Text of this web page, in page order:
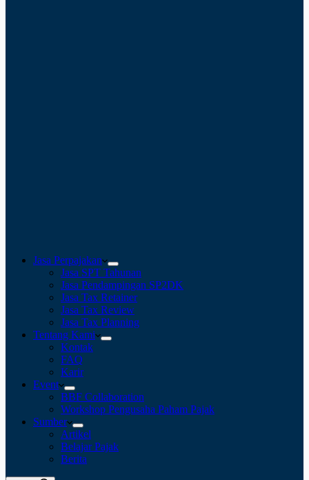
Jasa Perpajakan
Jasa SPT Tahunan
Jasa Pendampingan SP2DK
Jasa Tax Retainer
Jasa Tax Review
Jasa Tax Planning
Tentang Kami
Kontak
FAQ
Karir
Event
BBF Collaboration
Workshop Pengusaha Paham Pajak
Sumber
Artikel
Belajar Pajak
Berita